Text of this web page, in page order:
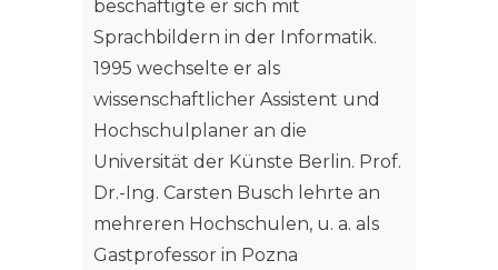
beschäftigte er sich mit
Sprachbildern in der Informatik.
1995 wechselte er als
wissenschaftlicher Assistent und
Hochschulplaner an die
Universität der Künste Berlin. Prof.
Dr.-Ing. Carsten Busch lehrte an
mehreren Hochschulen, u. a. als
Gastprofessor in Pozna